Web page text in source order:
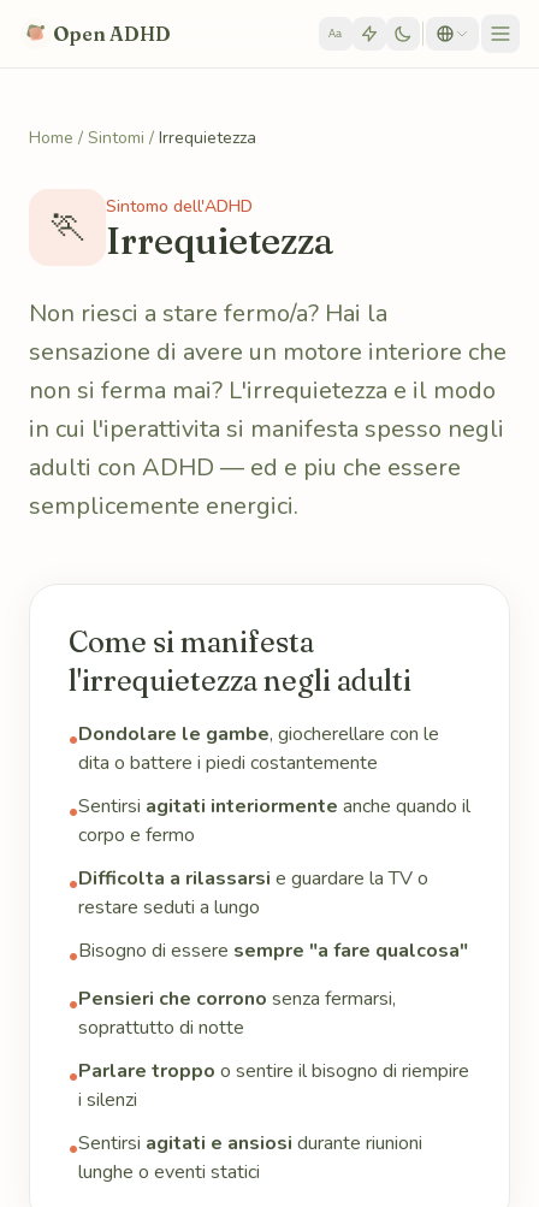
Open ADHD Aa
Home / Sintomi / Irrequietezza
🏃 Sintomo dell'ADHD
Irrequietezza
Non riesci a stare fermo/a? Hai la
sensazione di avere un motore interiore che
non si ferma mai? L'irrequietezza e il modo
in cui l'iperattivita si manifesta spesso negli
adulti con ADHD — ed e piu che essere
semplicemente energici.
Come si manifesta
l'irrequietezza negli adulti
•Dondolare le gambe, giocherellare con le
dita o battere i piedi costantemente
•Sentirsi agitati interiormente anche quando il
corpo e fermo
•Difficolta a rilassarsi e guardare la TV o
restare seduti a lungo
•Bisogno di essere sempre "a fare qualcosa"
•Pensieri che corrono senza fermarsi,
soprattutto di notte
•Parlare troppo o sentire il bisogno di riempire
i silenzi
•Sentirsi agitati e ansiosi durante riunioni
lunghe o eventi statici